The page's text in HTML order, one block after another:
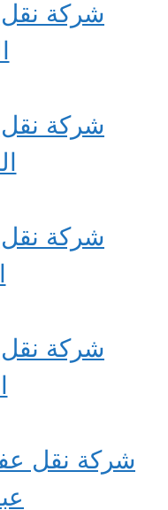
شركة
شركة
شركة
شركة
شركة نقل